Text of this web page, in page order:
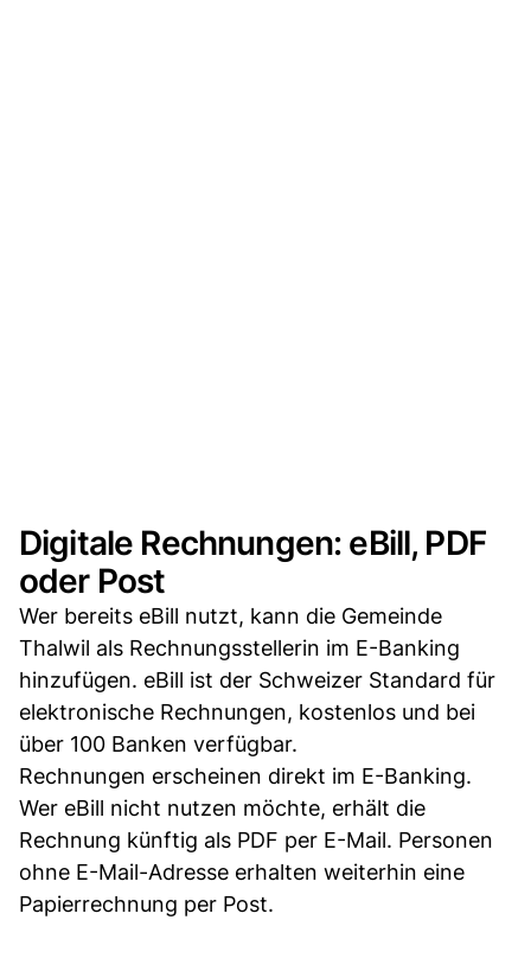
Digitale Rechnungen: eBill, PDF
oder Post
Wer bereits eBill nutzt, kann die Gemeinde
Thalwil als Rechnungsstellerin im E-Banking
hinzufügen. eBill ist der Schweizer Standard für
elektronische Rechnungen, kostenlos und bei
über 100 Banken verfügbar.
Rechnungen erscheinen direkt im E-Banking.
Wer eBill nicht nutzen möchte, erhält die
Rechnung künftig als PDF per E-Mail. Personen
ohne E-Mail-Adresse erhalten weiterhin eine
Papierrechnung per Post.